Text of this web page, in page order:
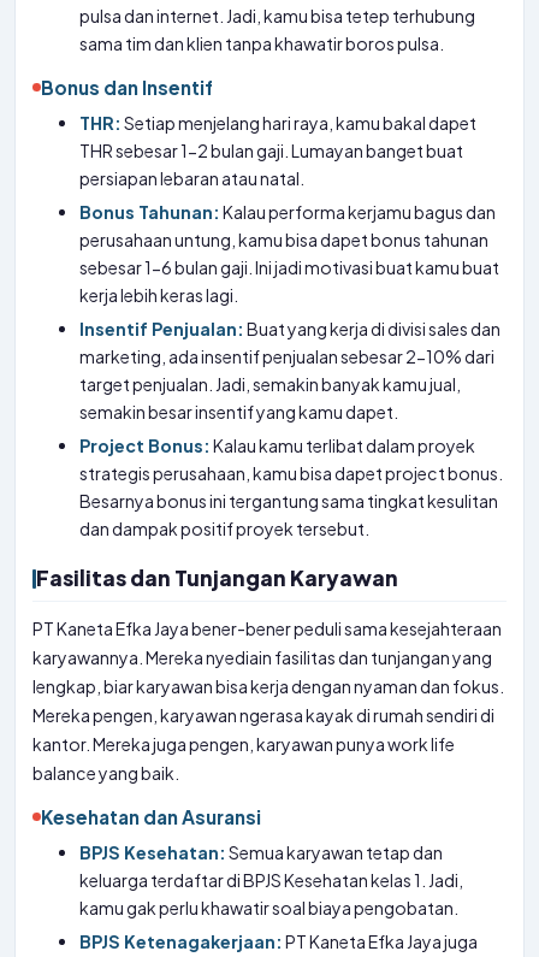
pulsa dan internet. Jadi, kamu bisa tetep terhubung
sama tim dan klien tanpa khawatir boros pulsa.
Bonus dan Insentif
THR: Setiap menjelang hari raya, kamu bakal dapet
THR sebesar 1-2 bulan gaji. Lumayan banget buat
persiapan lebaran atau natal.
Bonus Tahunan: Kalau performa kerjamu bagus dan
perusahaan untung, kamu bisa dapet bonus tahunan
sebesar 1-6 bulan gaji. Ini jadi motivasi buat kamu buat
kerja lebih keras lagi.
Insentif Penjualan: Buat yang kerja di divisi sales dan
marketing, ada insentif penjualan sebesar 2-10% dari
target penjualan. Jadi, semakin banyak kamu jual,
semakin besar insentif yang kamu dapet.
Project Bonus: Kalau kamu terlibat dalam proyek
strategis perusahaan, kamu bisa dapet project bonus.
Besarnya bonus ini tergantung sama tingkat kesulitan
dan dampak positif proyek tersebut.
Fasilitas dan Tunjangan Karyawan
PT Kaneta Efka Jaya bener-bener peduli sama kesejahteraan
karyawannya. Mereka nyediain fasilitas dan tunjangan yang
lengkap, biar karyawan bisa kerja dengan nyaman dan fokus.
Mereka pengen, karyawan ngerasa kayak di rumah sendiri di
kantor. Mereka juga pengen, karyawan punya work life
balance yang baik.
Kesehatan dan Asuransi
BPJS Kesehatan: Semua karyawan tetap dan
keluarga terdaftar di BPJS Kesehatan kelas 1. Jadi,
kamu gak perlu khawatir soal biaya pengobatan.
BPJS Ketenagakerjaan: PT Kaneta Efka Jaya juga